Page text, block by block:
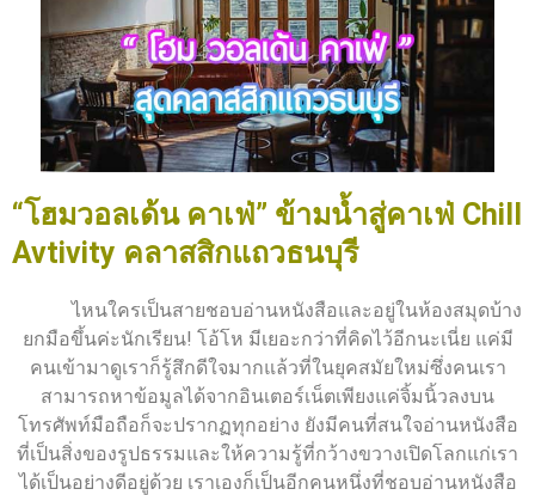
“โฮมวอลเด้น คาเฟ่” ข้ามน้ำสู่คาเฟ่ Chill
Avtivity คลาสสิกแถวธนบุรี
ไหนใครเป็นสายชอบอ่านหนังสือและอยู่ในห้องสมุดบ้าง
ยกมือขึ้นค่ะนักเรียน! โอ้โห มีเยอะกว่าที่คิดไว้อีกนะเนี่ย แค่มี
คนเข้ามาดูเราก็รู้สึกดีใจมากแล้วที่ในยุคสมัยใหม่ซึ่งคนเรา
สามารถหาข้อมูลได้จากอินเตอร์เน็ตเพียงแค่จิ้มนิ้วลงบน
โทรศัพท์มือถือก็จะปรากฏทุกอย่าง ยังมีคนที่สนใจอ่านหนังสือ
ที่เป็นสิ่งของรูปธรรมและให้ความรู้ที่กว้างขวางเปิดโลกแก่เรา
ได้เป็นอย่างดีอยู่ด้วย เราเองก็เป็นอีกคนหนึ่งที่ชอบอ่านหนังสือ